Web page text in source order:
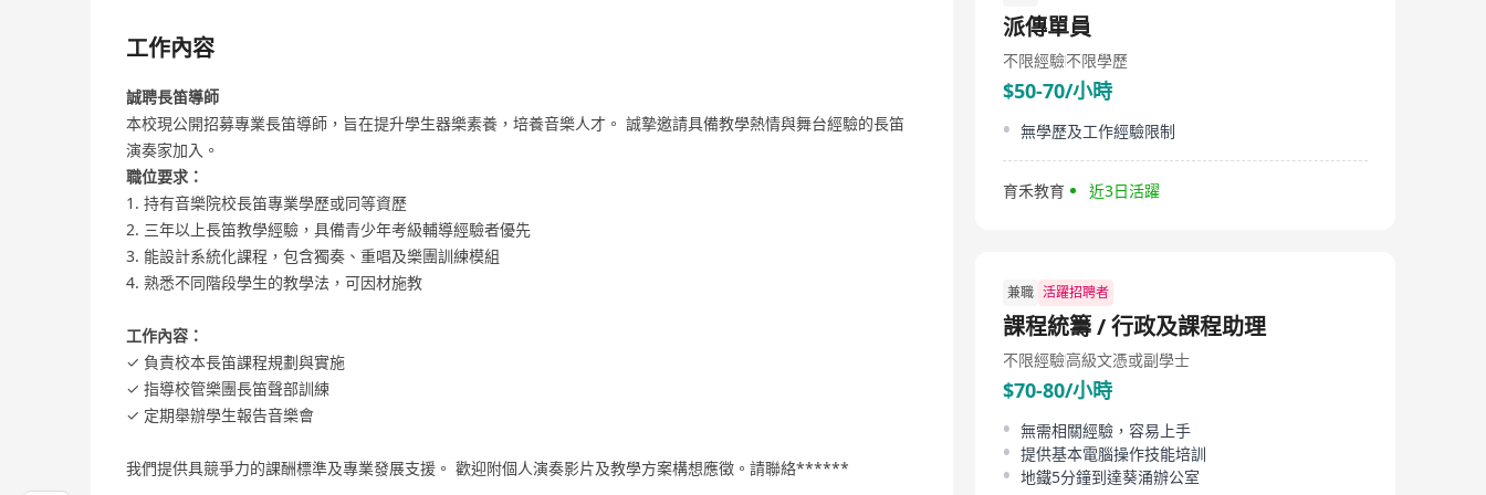
工作內容
誠聘長笛導師
本校現公開招募專業長笛導師，旨在提升學生器樂素養，培養音樂人才。 誠摯邀請具備教學熱情與舞台經驗的長笛
演奏家加入。
職位要求：
1. 持有音樂院校長笛專業學歷或同等資歷
2. 三年以上長笛教學經驗，具備青少年考級輔導經驗者優先
3. 能設計系統化課程，包含獨奏、重唱及樂團訓練模組
4. 熟悉不同階段學生的教學法，可因材施教
工作內容：
✓ 負責校本長笛課程規劃與實施
✓ 指導校管樂團長笛聲部訓練
✓ 定期舉辦學生報告音樂會
我們提供具競爭力的課酬標準及專業發展支援。 歡迎附個人演奏影片及教學方案構想應徵。請聯絡******
派傳單員
不限經驗不限學歷
$50-70/小時
無學歷及工作經驗限制
育禾教育 近3日活躍
兼職 活躍招聘者
課程統籌 / 行政及課程助理
不限經驗高級文憑或副學士
$70-80/小時
無需相關經驗，容易上手
提供基本電腦操作技能培訓
地鐵5分鐘到達葵涌辦公室